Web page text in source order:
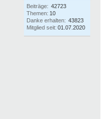
Beiträge: 42723
Themen: 10
Danke erhalten: 43823
Mitglied seit: 01.07.2020